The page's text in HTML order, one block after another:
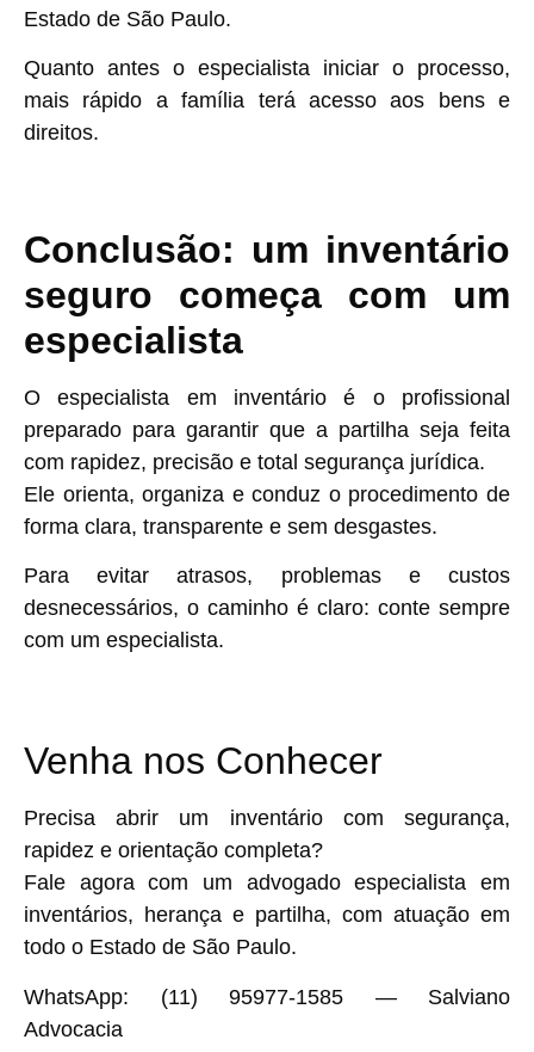
Estado de São Paulo.
Quanto antes o especialista iniciar o processo,
mais rápido a família terá acesso aos bens e
direitos.
Conclusão: um inventário
seguro começa com um
especialista
Oespecialista em inventário é o profissional
preparado para garantir que a partilha seja feita
com rapidez, precisão e total segurança jurídica.
Ele orienta, organiza e conduz o procedimento de
forma clara, transparente e sem desgastes.
Para evitar atrasos, problemas e custos
desnecessários, o caminho é claro: conte sempre
com um especialista.
Venha nos Conhecer
Precisa abrir um inventário com segurança,
rapidez e orientação completa?
Fale agora com um advogadoespecialista em
inventários, herança e partilha, com atuação em
todo o Estado de São Paulo.
WhatsApp: (11) 95977-1585 — Salviano
Advocacia